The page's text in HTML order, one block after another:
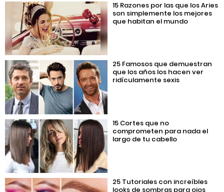
15 Razones por las que los Aries
son simplemente los mejores
que habitan el mundo
25 Famosos que demuestran
que los años los hacen ver
ridículamente sexis
15 Cortes que no
comprometen para nada el
largo de tu cabello
25 Tutoriales con increíbles
looks de sombras para ojos